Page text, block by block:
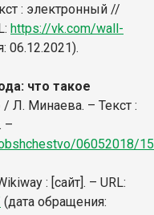
: электронный //
https://vk.com/wall-
06.12.2021).
что такое
/ Л. Минаева. – Текст :
–
06052018/
: [сайт]. – URL:
(дата обращения: